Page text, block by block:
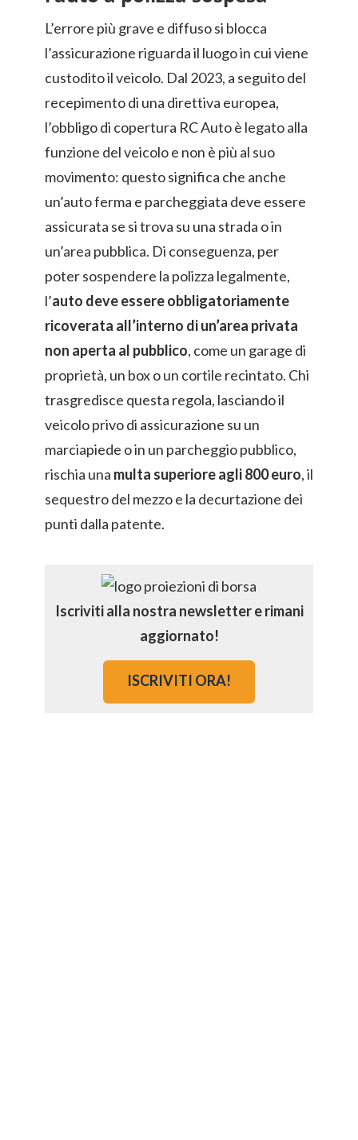
L’errore più grave e diffuso si blocca
l’assicurazione riguarda il luogo in cui viene
custodito il veicolo. Dal 2023, a seguito del
recepimento di una direttiva europea,
l’obbligo di copertura RC Auto è legato alla
funzione del veicolo e non è più al suo
movimento: questo significa che anche
un’auto ferma e parcheggiata deve essere
assicurata se si trova su una strada o in
un’area pubblica. Di conseguenza, per
poter sospendere la polizza legalmente,
l’auto deve essere obbligatoriamente
ricoverata all’interno di un’area privata
non aperta al pubblico, come un garage di
proprietà, un box o un cortile recintato. Chi
trasgredisce questa regola, lasciando il
veicolo privo di assicurazione su un
marciapiede o in un parcheggio pubblico,
rischia una multa superiore agli 800 euro, il
sequestro del mezzo e la decurtazione dei
punti dalla patente.
Iscriviti alla nostra newsletter e rimani
aggiornato!
ISCRIVITI ORA!